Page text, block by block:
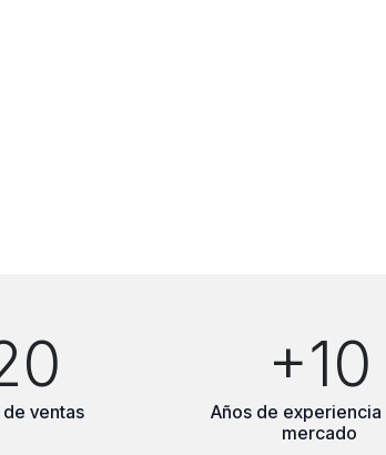
ventas
+10
Años de experiencia
mercado